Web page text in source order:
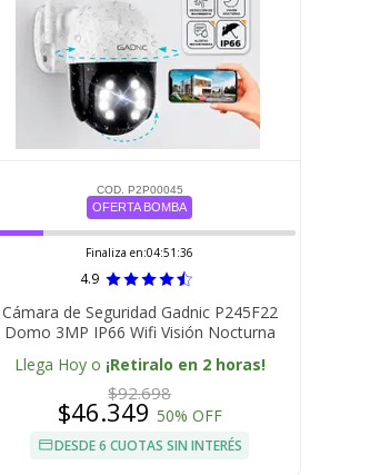
COD. P2P00045
OFERTA BOMBA
Finaliza en:04:51:35
4.9
Cámara de Seguridad Gadnic P245F22
Domo 3MP IP66 Wifi Visión Nocturna
Llega Hoy o ¡Retiralo en 2 horas!
$92.698
$46.349 50% OFF
DESDE 6 CUOTAS SIN INTERÉS